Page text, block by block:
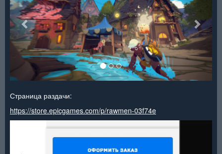
Страница раздачи:
https://store.epicgames.com/p/rawmen-03f74e